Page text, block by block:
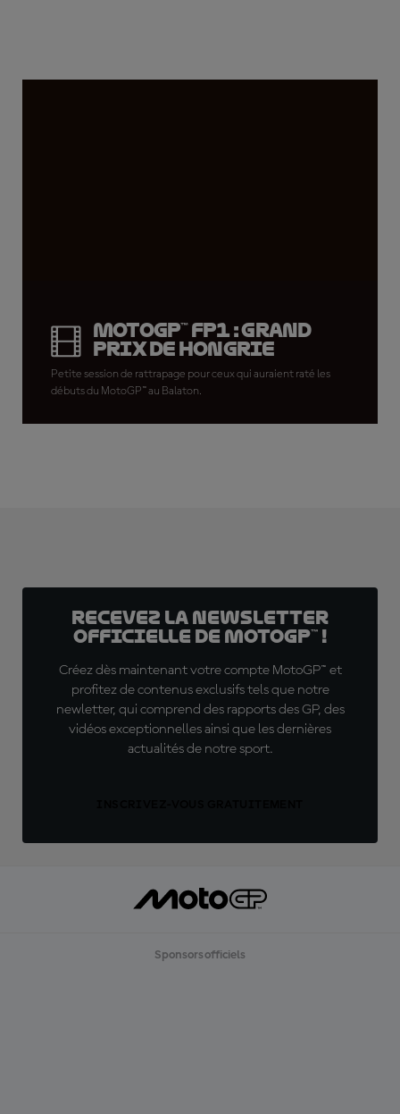
MotoGP™ FP1 : Grand
Prix de Hongrie
Petite session de rattrapage pour ceux qui auraient raté les
débuts du MotoGP™ au Balaton.
Recevez la Newsletter
officielle de MotoGP™ !
Créez dès maintenant votre compte MotoGP™ et
profitez de contenus exclusifs tels que notre
newletter, qui comprend des rapports des GP, des
vidéos exceptionnelles ainsi que les dernières
actualités de notre sport.
Sponsors officiels